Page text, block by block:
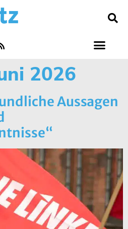
2026
Aussagen